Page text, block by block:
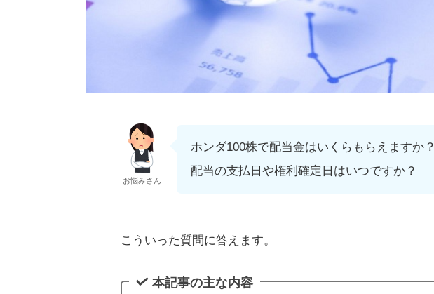
お悩みさん
ホンダ100株で配当金はいくらもらえますか？
配当の支払日や権利確定日はいつですか？
こういった質問に答えます。
本記事の主な内容